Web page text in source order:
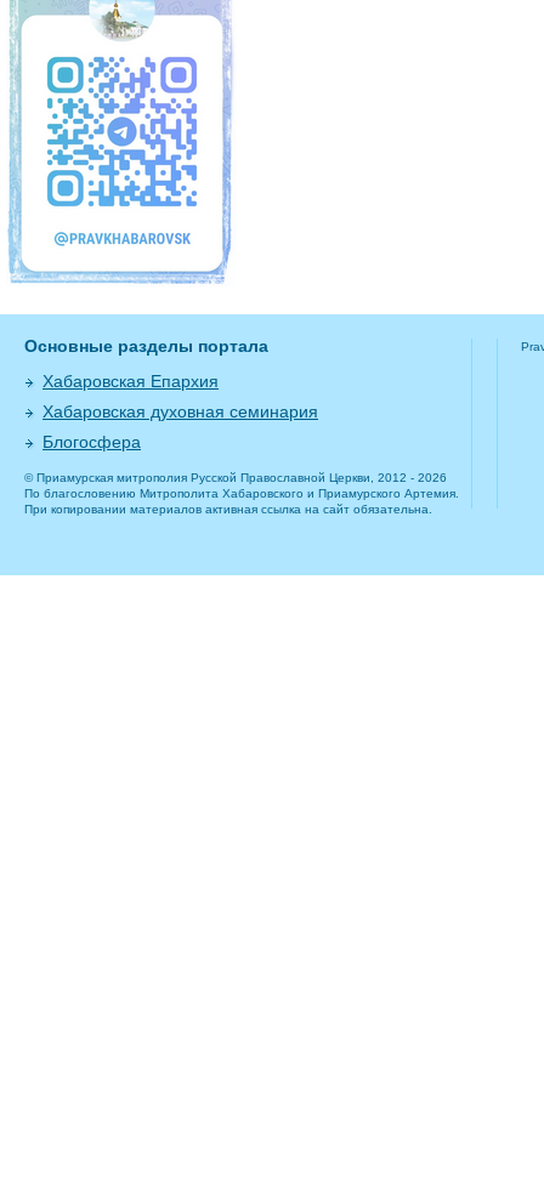
Основные разделы портала
Хабаровская Епархия
Хабаровская духовная семинария
Блогосфера
© Приамурская митрополия Русской Православной Церкви, 2012 - 2026
По благословению Митрополита Хабаровского и Приамурского Артемия.
При копировании материалов активная ссылка на сайт обязательна.